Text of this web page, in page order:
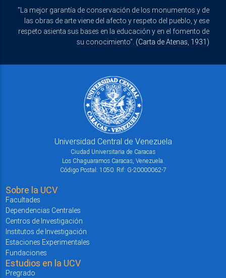
"La mejor garantía de conservación de los monumentos y de
las obras de arte viene del afecto y respeto del pueblo, y ese
respeto asienta sus bases en la educación y en el fomento de
su conocimiento". (Carta de Atenas, 1931)
Universidad Central de Venezuela
Ciudad Universitaria de Caracas
Los Chaguaramos Caracas, Venezuela.
Código Postal: 1050. Rif: G-20000062-7
Sobre la UCV
Facultades
Dependencias Centrales
Centros de Investigación
Institutos de Investigación
Estaciones Experimentales
Fundaciones
Estudios en la UCV
Pregrado